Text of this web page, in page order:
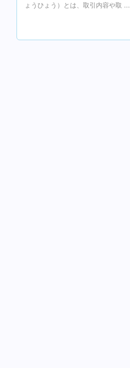
ょうひょう）とは、取引内容や取 ...